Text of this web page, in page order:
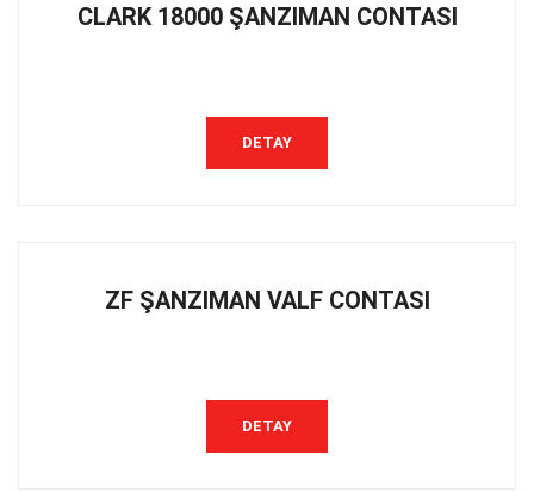
CLARK 18000 ŞANZIMAN CONTASI
DETAY
ZF ŞANZIMAN VALF CONTASI
DETAY